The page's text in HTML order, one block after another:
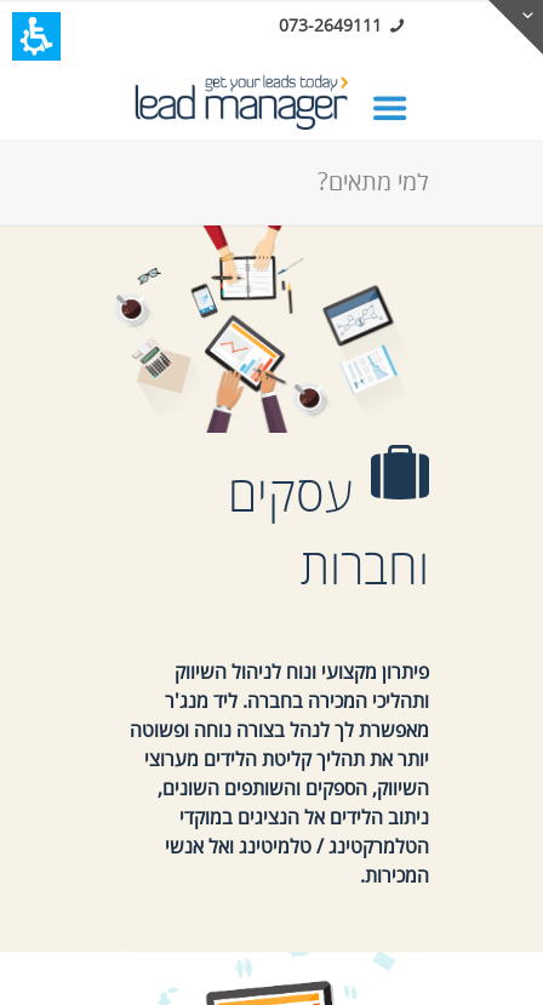
073-2649111
למי מתאים?
עסקים
וחברות
פיתרון מקצועי ונוח לניהול השיווק
ותהליכי המכירה בחברה. ליד מנג'ר
מאפשרת לך לנהל בצורה נוחה ופשוטה
יותר את תהליך קליטת הלידים מערוצי
השיווק, הספקים והשותפים השונים,
ניתוב הלידים אל הנציגים במוקדי
הטלמרקטינג / טלמיטינג ואל אנשי
המכירות.